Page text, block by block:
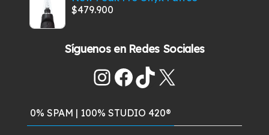
$479.900
Síguenos en Redes Sociales
Instagram
Facebook
TikTok
X
0% SPAM | 100% STUDIO 420®